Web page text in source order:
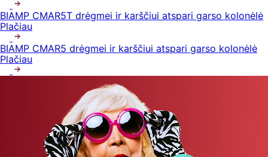
BIAMP CMAR5T drėgmei ir karščiui atspari garso kolonėlė
Plačiau
BIAMP CMAR5 drėgmei ir karščiui atspari garso kolonėlė
Plačiau